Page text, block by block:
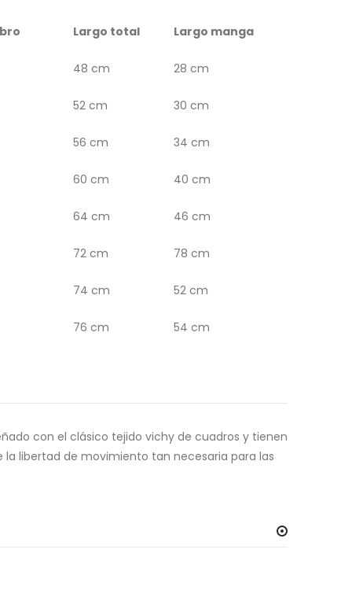
Largo total Largo manga
48 cm 28 cm
52 cm 30 cm
56 cm 34 cm
60 cm 40 cm
64 cm 46 cm
72 cm 78 cm
74 cm 52 cm
76 cm 54 cm
con el clásico tejido vichy de cuadros y tienen
libertad de movimiento tan necesaria para las